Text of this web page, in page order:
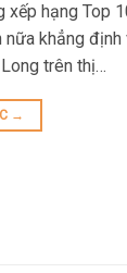
xếp hạng Top
khẳng định
trên thị…
→